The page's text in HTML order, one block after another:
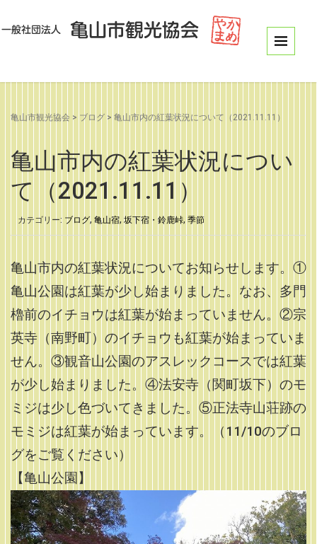
亀山市観光協会 > ブログ > 亀山市内の紅葉状況について（2021.11.11）
亀山市内の紅葉状況につい
て（2021.11.11）
カテゴリー: ブログ, 亀山宿, 坂下宿・鈴鹿峠, 季節
亀山市内の紅葉状況についてお知らせします。①
亀山公園は紅葉が少し始まりました。なお、多門
櫓前のイチョウは紅葉が始まっていません。 ②宗
英寺（南野町）のイチョウも紅葉が始まっていま
せん。③観音山公園のアスレックコースでは紅葉
が少し始まりました。④法安寺（関町坂下）のモ
ミジは少し色づいてきました。⑤正法寺山荘跡の
モミジは紅葉が始まっています。（11/10のブロ
グをご覧ください）
【亀山公園】